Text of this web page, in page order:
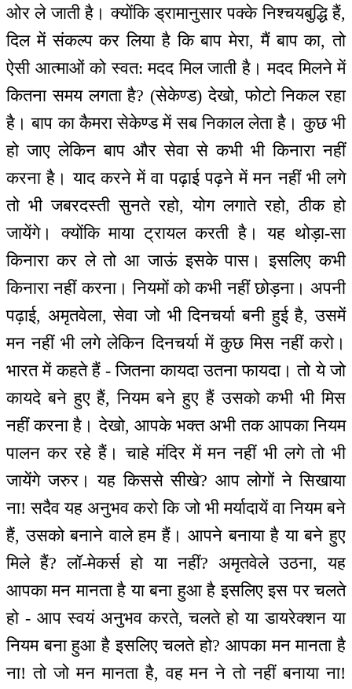
ओर ले जाती है। क्योंकि ड्रामानुसार पक्के निश्चयबुद्धि हैं,
दिल में संकल्प कर लिया है कि बाप मेरा, मैं बाप का, तो
ऐसी आत्माओं को स्वत: मदद मिल जाती है। मदद मिलने में
कितना समय लगता है? (सेकेण्ड) देखो, फोटो निकल रहा
है। बाप का कैमरा सेकेण्ड में सब निकाल लेता है। कुछ भी
हो जाए लेकिन बाप और सेवा से कभी भी किनारा नहीं
करना है। याद करने में वा पढ़ाई पढ़ने में मन नहीं भी लगे
तो भी जबरदस्ती सुनते रहो, योग लगाते रहो, ठीक हो
जायेंगे। क्योंकि माया ट्रायल करती है। यह थोड़ा-सा
किनारा कर ले तो आ जाऊं इसके पास। इसलिए कभी
किनारा नहीं करना। नियमों को कभी नहीं छोड़ना। अपनी
पढ़ाई, अमृतवेला, सेवा जो भी दिनचर्या बनी हुई है, उसमें
मन नहीं भी लगे लेकिन दिनचर्या में कुछ मिस नहीं करो।
भारत में कहते हैं - जितना कायदा उतना फायदा। तो ये जो
कायदे बने हुए हैं, नियम बने हुए हैं उसको कभी भी मिस
नहीं करना है। देखो, आपके भक्त अभी तक आपका नियम
पालन कर रहे हैं। चाहे मंदिर में मन नहीं भी लगे तो भी
जायेंगे जरुर। यह किससे सीखे? आप लोगों ने सिखाया
ना! सदैव यह अनुभव करो कि जो भी मर्यादायें वा नियम बने
हैं, उसको बनाने वाले हम हैं। आपने बनाया है या बने हुए
मिले हैं? लॉ-मेकर्स हो या नहीं? अमृतवेले उठना, यह
आपका मन मानता है या बना हुआ है इसलिए इस पर चलते
हो - आप स्वयं अनुभव करते, चलते हो या डायरेक्शन या
नियम बना हुआ है इसलिए चलते हो? आपका मन मानता है
ना! तो जो मन मानता है, वह मन ने तो नहीं बनाया ना!